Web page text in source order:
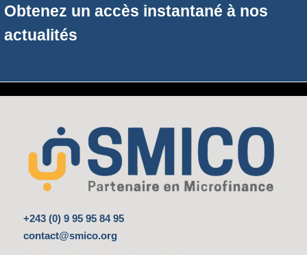
Obtenez un accès instantané à nos
actualités
+243 (0) 9 95 95 84 95
contact@smico.org